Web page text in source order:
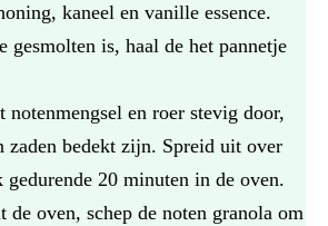
kaneel en vanille essence.
gesmolten is, haal de het pannetje
notenmengsel en roer stevig door,
zaden bedekt zijn. Spreid uit over
gedurende 20 minuten in de oven.
de oven, schep de noten granola om